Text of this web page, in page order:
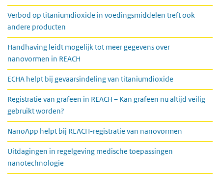
Verbod op titaniumdioxide in voedingsmiddelen treft ook
andere producten
Handhaving leidt mogelijk tot meer gegevens over
nanovormen in REACH
ECHA helpt bij gevaarsindeling van titaniumdioxide
Registratie van grafeen in REACH – Kan grafeen nu altijd veilig
gebruikt worden?
NanoApp helpt bij REACH-registratie van nanovormen
Uitdagingen in regelgeving medische toepassingen
nanotechnologie